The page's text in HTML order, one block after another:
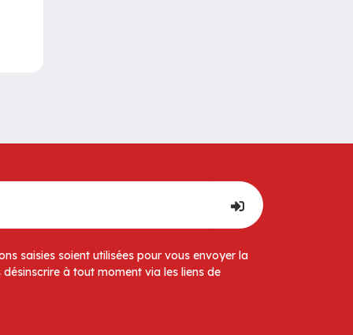
saisies soient utilisées pour vous envoyer la
à tout moment via les liens de